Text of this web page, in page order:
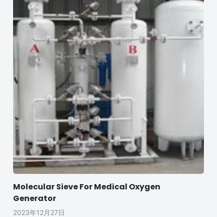
Molecular Sieve For Medical Oxygen
Generator
2023年12月27日